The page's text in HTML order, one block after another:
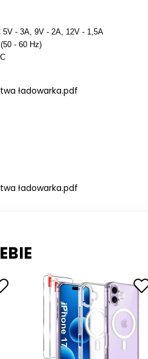
5V - 3A, 9V - 2A, 12V - 1,5A
- 60 Hz)
ładowarka.pdf
ładowarka.pdf